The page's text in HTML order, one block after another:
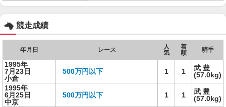
競走成績
年月日 レース
人
気
着
順
騎手
1995年
7月23日
小倉
500万円以下 1 1
武 豊
(57.0kg)
1995年
6月25日
中京
500万円以下 1 1
武 豊
(57.0kg)